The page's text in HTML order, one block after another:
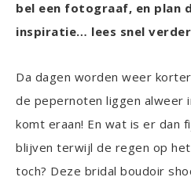
bel een fotograaf, en plan
inspiratie… lees snel
Da dagen worden weer
de pepernoten liggen alweer
komt eraan! En wat is er dan
blijven terwijl de regen op
toch? Deze bridal boudoir